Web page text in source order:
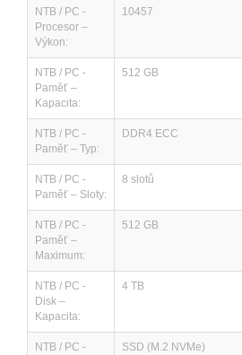
NTB / PC -
Procesor –
Výkon:
10457
NTB / PC -
Paměť –
Kapacita:
512 GB
NTB / PC -
Paměť – Typ:
DDR4 ECC
NTB / PC -
Paměť – Sloty:
8 slotů
NTB / PC -
Paměť –
Maximum:
512 GB
NTB / PC -
Disk –
Kapacita:
4 TB
NTB / PC -
SSD (M.2 NVMe)